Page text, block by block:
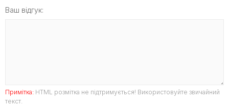
Ваш відгук:
Примітка: HTML розмітка не підтримується! Використовуйте звичайний
текст.